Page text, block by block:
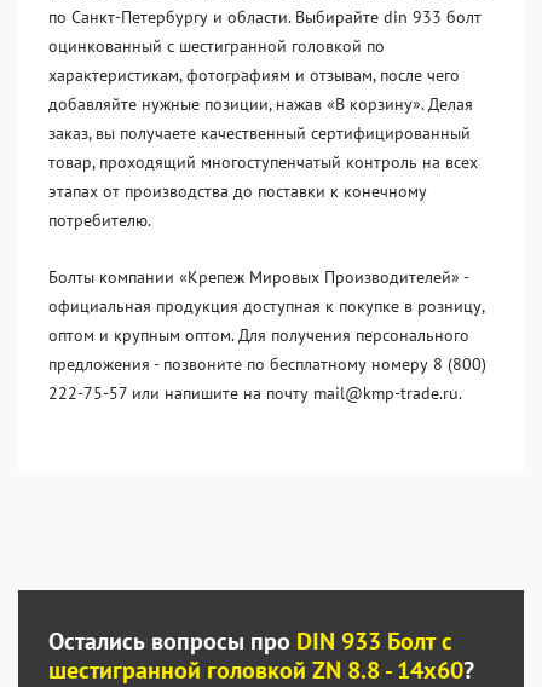
по Санкт-Петербургу и области. Выбирайте din 933 болт
оцинкованный с шестигранной головкой по
характеристикам, фотографиям и отзывам, после чего
добавляйте нужные позиции, нажав «В корзину». Делая
заказ, вы получаете качественный сертифицированный
товар, проходящий многоступенчатый контроль на всех
этапах от производства до поставки к конечному
потребителю.
Болты компании «Крепеж Мировых Производителей» -
официальная продукция доступная к покупке в розницу,
оптом и крупным оптом. Для получения персонального
предложения - позвоните по бесплатному номеру 8 (800)
222-75-57 или напишите на почту mail@kmp-trade.ru.
Остались вопросы про DIN 933 Болт с
шестигранной головкой ZN 8.8 - 14x60?